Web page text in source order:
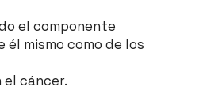
el componente
mismo como de los
cáncer.